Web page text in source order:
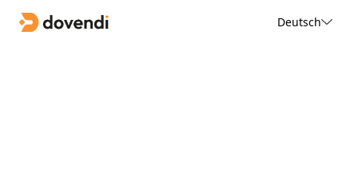
Deutsch